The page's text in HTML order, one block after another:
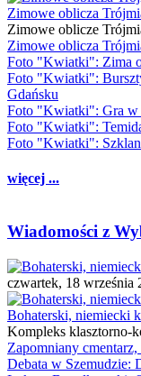
Zimowe oblicza
Zimowe oblicze
Zimowe oblicza
Foto "Kwiatki": Zima
Foto "Kwiatki":
Gdańsku
Foto "Kwiatki": Gra w
Foto "Kwiatki":
Foto "Kwiatki":
więcej ...
Wiadomości z
czwartek, 18 września
Bohaterski, niemiecki
Kompleks klasztorno-
Zapomniany
Debata w Szemudzie: